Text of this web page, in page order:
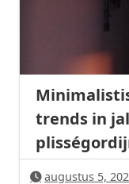
trends in
augustus 5,